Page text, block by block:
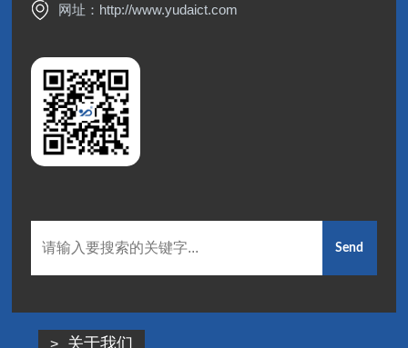
网址： http://www.yudaict.com
关于我们